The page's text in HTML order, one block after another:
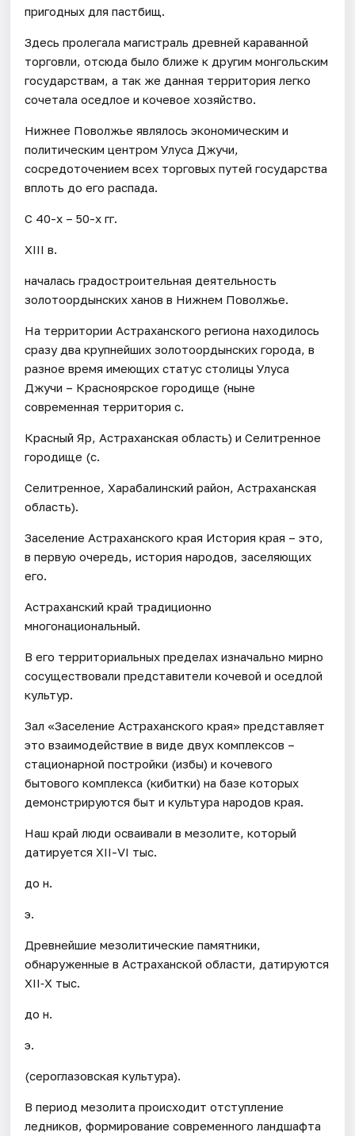
пригодных для пастбищ.
Здесь пролегала магистраль древней караванной
торговли, отсюда было ближе к другим монгольским
государствам, а так же данная территория легко
сочетала оседлое и кочевое хозяйство.
Нижнее Поволжье являлось экономическим и
политическим центром Улуса Джучи,
сосредоточением всех торговых путей государства
вплоть до его распада.
С 40-х – 50-х гг.
XIII в.
началась градостроительная деятельность
золотоордынских ханов в Нижнем Поволжье.
На территории Астраханского региона находилось
сразу два крупнейших золотоордынских города, в
разное время имеющих статус столицы Улуса
Джучи – Красноярское городище (ныне
современная территория с.
Красный Яр, Астраханская область) и Селитренное
городище (с.
Селитренное, Харабалинский район, Астраханская
область).
Заселение Астраханского края История края – это,
в первую очередь, история народов, заселяющих
его.
Астраханский край традиционно
многонациональный.
В его территориальных пределах изначально мирно
сосуществовали представители кочевой и оседлой
культур.
Зал «Заселение Астраханского края» представляет
это взаимодействие в виде двух комплексов –
стационарной постройки (избы) и кочевого
бытового комплекса (кибитки) на базе которых
демонстрируются быт и культура народов края.
Наш край люди осваивали в мезолите, который
датируется XII-VI тыс.
до н.
э.
Древнейшие мезолитические памятники,
обнаруженные в Астраханской области, датируются
XII‐X тыс.
до н.
э.
(сероглазовская культура).
В период мезолита происходит отступление
ледников, формирование современного ландшафта